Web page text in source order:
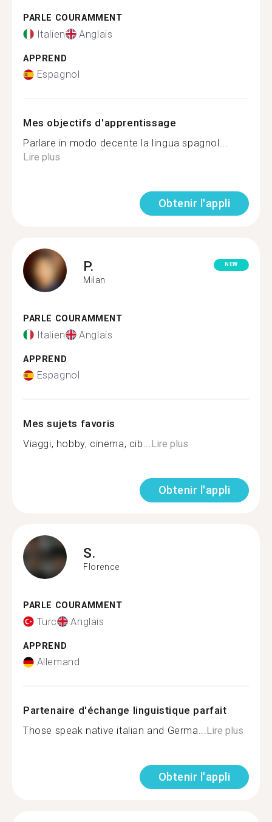
PARLE COURAMMENT
Italien Anglais
APPREND
Espagnol
Mes objectifs d'apprentissage
Parlare in modo decente la lingua spagnol...
Lire plus
Obtenir l'appli
P.
Milan
NEW
PARLE COURAMMENT
Italien Anglais
APPREND
Espagnol
Mes sujets favoris
Viaggi, hobby, cinema, cib...Lire plus
Obtenir l'appli
S.
Florence
PARLE COURAMMENT
Turc Anglais
APPREND
Allemand
Partenaire d'échange linguistique parfait
Those speak native italian and Germa...Lire plus
Obtenir l'appli